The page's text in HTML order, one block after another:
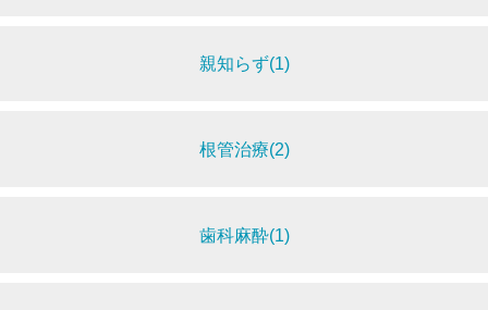
親知らず(1)
根管治療(2)
歯科麻酔(1)